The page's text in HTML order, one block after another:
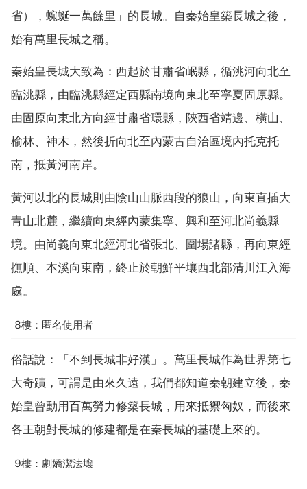
省），蜿蜒一萬餘里」的長城。自秦始皇築長城之後，
始有萬里長城之稱。
秦始皇長城大致為：西起於甘肅省岷縣，循洮河向北至
臨洮縣，由臨洮縣經定西縣南境向東北至寧夏固原縣。
由固原向東北方向經甘肅省環縣，陝西省靖邊、橫山、
榆林、神木，然後折向北至內蒙古自治區境內托克托
南，抵黃河南岸。
黃河以北的長城則由陰山山脈西段的狼山，向東直插大
青山北麓，繼續向東經內蒙集寧、興和至河北尚義縣
境。由尚義向東北經河北省張北、圍場諸縣，再向東經
撫順、本溪向東南，終止於朝鮮平壤西北部清川江入海
處。
8樓：匿名使用者
俗話說：「不到長城非好漢」。萬里長城作為世界第七
大奇蹟，可謂是由來久遠，我們都知道秦朝建立後，秦
始皇曾動用百萬勞力修築長城，用來抵禦匈奴，而後來
各王朝對長城的修建都是在秦長城的基礎上來的。
9樓：劇嬌潔法壤